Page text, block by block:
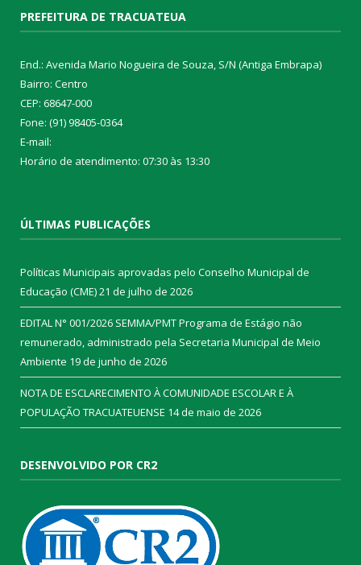
PREFEITURA DE TRACUATEUA
End.: Avenida Mario Nogueira de Souza, S/N (Antiga Embrapa)
Bairro: Centro
CEP: 68647-000
Fone: (91) 98405-0364
E-mail:
Horário de atendimento: 07:30 às 13:30
ÚLTIMAS PUBLICAÇÕES
Políticas Municipais aprovadas pelo Conselho Municipal de
Educação (CME)21 de julho de 2026
EDITAL N° 001/2026 SEMMA/PMT Programa de Estágio não
remunerado, administrado pela Secretaria Municipal de Meio
Ambiente 19 de junho de 2026
NOTA DE ESCLARECIMENTO À COMUNIDADE ESCOLAR E À
POPULAÇÃO TRACUATEUENSE 14 de maio de 2026
DESENVOLVIDO POR CR2